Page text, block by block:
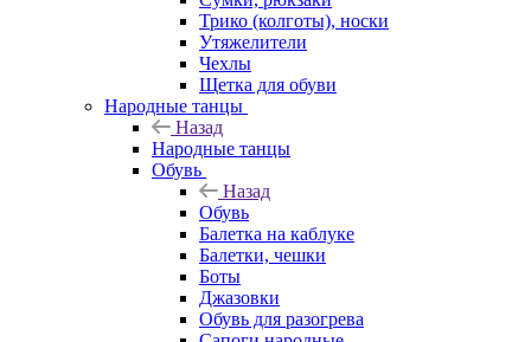
Трико (колготы), носки
Утяжелители
Чехлы
Щетка для обуви
Народные танцы
Назад
Народные танцы
Обувь
Назад
Обувь
Балетка на каблуке
Балетки, чешки
Боты
Джазовки
Обувь для разогрева